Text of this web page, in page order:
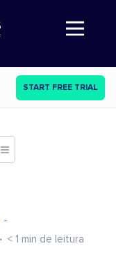
Abre a navegação
START FREE TRIAL
< 1 min de leitura